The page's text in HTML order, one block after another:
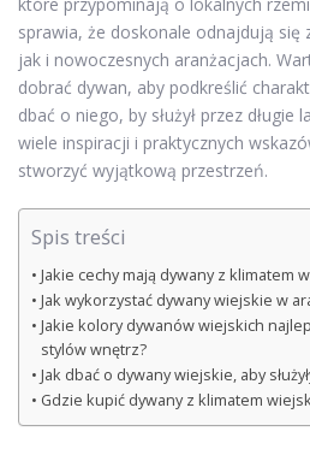
sprawia, że doskonale odnajdują się
jak i nowoczesnych aranżacjach.
dobrać dywan, aby podkreślić
dbać o niego, by służył przez długie
wiele inspiracji i praktycznych
stworzyć wyjątkową przestrzeń.
Spis treści
Jakie cechy mają dywany z klimatem
Jak wykorzystać dywany wiejskie w
Jakie kolory dywanów wiejskich
stylów wnętrz?
Jak dbać o dywany wiejskie, aby
Gdzie kupić dywany z klimatem